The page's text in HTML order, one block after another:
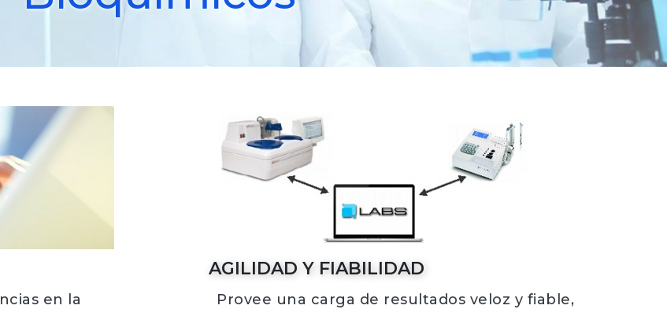
en la
AGILIDAD Y FIABILIDAD
Provee una carga de resultados veloz y fiable,